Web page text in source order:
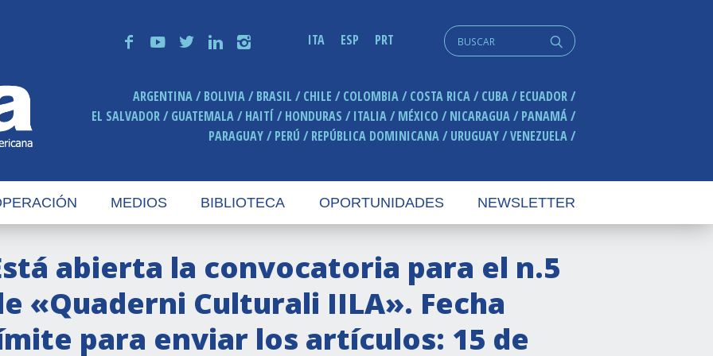
f y t n i ITA ESP PRT q
Search
for:
ARGENTINA BOLIVIA BRASIL CHILE COLOMBIA COSTA RICA CUBA
ECUADOR
EL SALVADOR
GUATEMALA HAITÍ HONDURAS ITALIA MÉXICO NICARAGUA
PANAMÁ
PARAGUAY
PERÚ REPÚBLICA DOMINICANA URUGUAY VENEZUELA
MEDIOS BIBLIOTECA OPORTUNIDADES NEWSLETTER
abierta la convocatoria para el n.5
«Quaderni Culturali IILA». Fecha
para enviar los artículos: 15 de